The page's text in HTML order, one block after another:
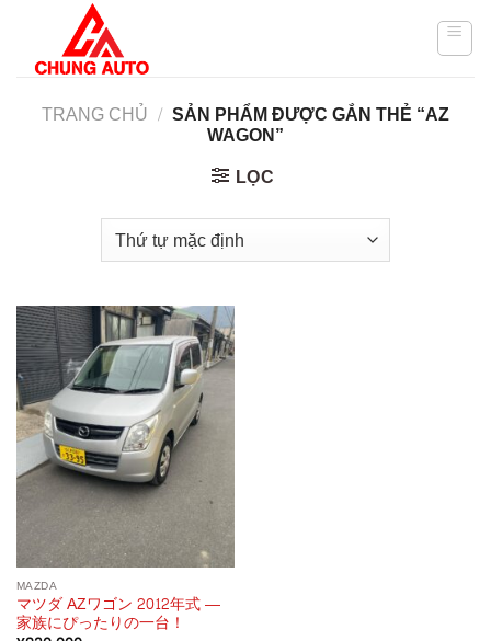
content
TRANG CHỦ / SẢN PHẨM ĐƯỢC GẮN THẺ “AZ
WAGON”
LỌC
MAZDA
マツダ AZワゴン 2012年式 ―
家族にぴったりの一台！